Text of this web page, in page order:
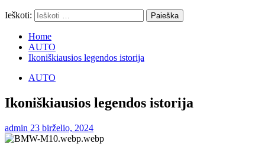
Ieškoti:
Home
AUTO
Ikoniškiausios legendos istorija
AUTO
Ikoniškiausios legendos istorija
admin 23 birželio, 2024